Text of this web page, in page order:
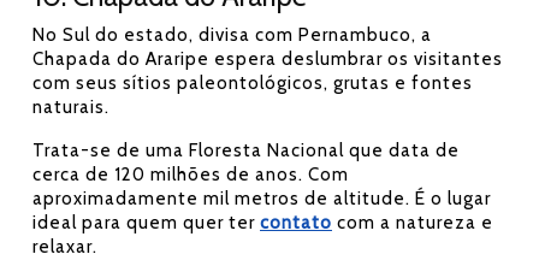
No Sul do estado, divisa com Pernambuco, a
Chapada do Araripe espera deslumbrar os visitantes
com seus sítios paleontológicos, grutas e fontes
naturais.
Trata-se de uma Floresta Nacional que data de
cerca de 120 milhões de anos. Com
aproximadamente mil metros de altitude. É o lugar
ideal para quem quer ter contato com a natureza e
relaxar.